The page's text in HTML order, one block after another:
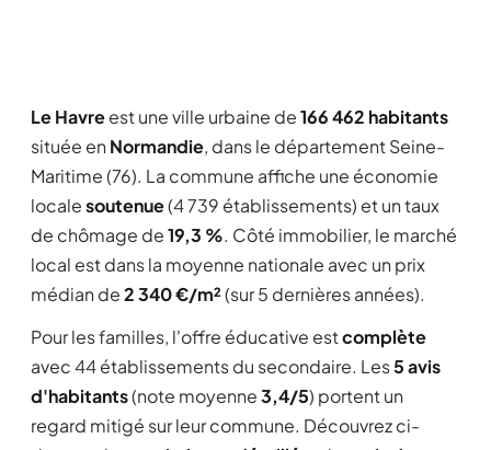
Le Havreest une ville urbaine de166 462 habitants
située en Normandie, dans le département Seine-
Maritime (76). La commune affiche une économie
localesoutenue(4 739 établissements) et un taux
de chômage de19,3 %. Côté immobilier, le marché
local est dans la moyenne nationale avec un prix
médian de2 340 €/m²(sur 5 dernières années).
Pour les familles, l'offre éducative estcomplète
avec 44 établissements du secondaire. Les5 avis
d'habitants(note moyenne3,4/5) portent un
regard mitigé sur leur commune. Découvrez ci-